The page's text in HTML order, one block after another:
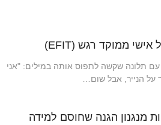
עם תלונה שקשה לתפוס אותה במילים: "אני
הנייר, אבל שום…
מנגנון הגנה שחוסם למידה